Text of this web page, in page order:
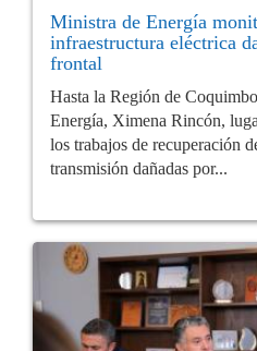
Ministra de Energía
infraestructura eléctrica
frontal
Hasta la Región de
Energía, Ximena Rincón,
los trabajos de recuperación
transmisión dañadas por...